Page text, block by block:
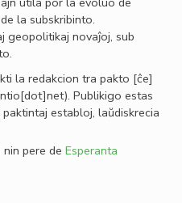
la subskribinto.
geopolitikaj novaĵoj, sub
la redakcion tra pakto [ĉe]
. Publikigo estas
establoj, laŭdiskrecia
pere de Esperanta